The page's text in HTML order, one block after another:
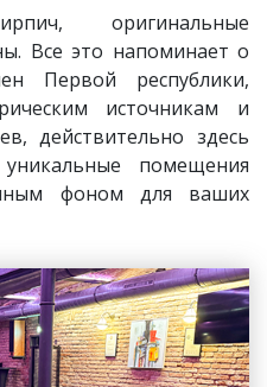
оригинальные
Все это напоминает о
Первой республики,
источникам и
действительно здесь
помещения
фоном для ваших